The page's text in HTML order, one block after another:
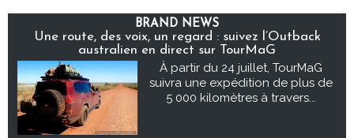
BRAND NEWS
Une route, des voix, un regard : suivez l’Outback
australien en direct sur TourMaG
À partir du 24 juillet, TourMaG
suivra une expédition de plus de
5 000 kilomètres à travers...